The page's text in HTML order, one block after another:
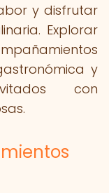
y disfrutar
Explorar
y
con